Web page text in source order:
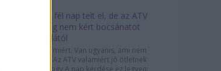
Több mint fél nap telt el, de az ATV
még mindig nem kért bocsánatot
Sárosdi Lillától
Pedig lenne miért. Van ugyanis, ami nem
hit kérdése. Az ATV valamiért jó ötletnek
gondolta, hogy A nap kérdése ez legyen: